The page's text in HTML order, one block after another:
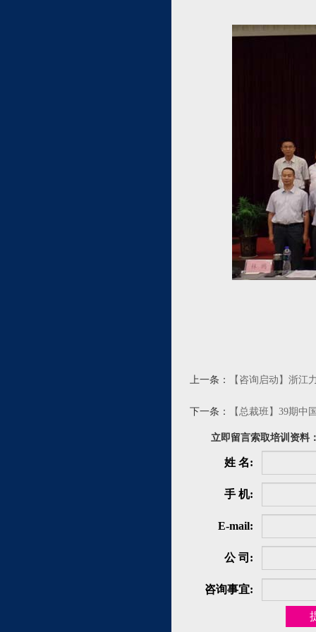
上一条： 【咨询启动】浙江
下一条： 【总裁班】39期
立即留言索取培训资料
姓 名:
手 机:
E-mail:
公 司:
咨询事宜: